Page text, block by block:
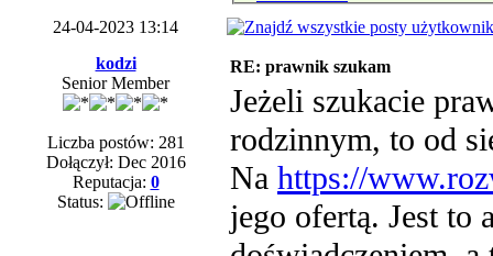
24-04-2023 13:14
kodzi
Senior Member
Liczba postów: 281
Dołączył: Dec 2016
Reputacja: 0
Status:
RE: prawnik szukam
Jeżeli szukacie
rodzinnym, to od
Na https://
jego ofertą. Jest to